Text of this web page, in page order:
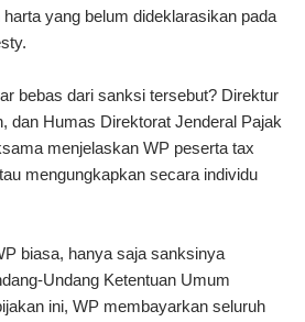
yang belum dideklarasikan pada
bebas dari sanksi tersebut? Direktur
dan Humas Direktorat Jenderal Pajak
menjelaskan WP peserta tax
mengungkapkan secara individu
biasa, hanya saja sanksinya
Undang Ketentuan Umum
ini, WP membayarkan seluruh